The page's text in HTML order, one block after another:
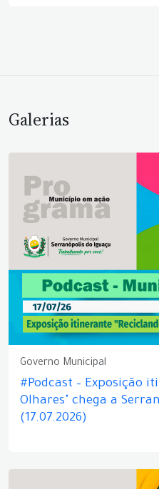
Galerias
Governo Municipal
#Podcast – Exposição
Olhares" chega a
(17.07.2026)